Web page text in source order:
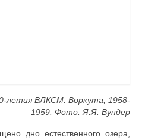
летия ВЛКСМ. Воркута, 1958-
1959. Фото: Я.Я. Вундер
дно естественного озера,